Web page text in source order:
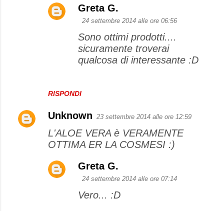
RISPONDI
Greta G.
24 settembre 2014 alle ore 06:56
Sono ottimi prodotti....
sicuramente troverai
qualcosa di interessante :D
Unknown 23 settembre 2014 alle ore 12:59
L'ALOE VERA è VERAMENTE
OTTIMA ER LA COSMESI :)
Greta G.
24 settembre 2014 alle ore 07:14
Vero... :D